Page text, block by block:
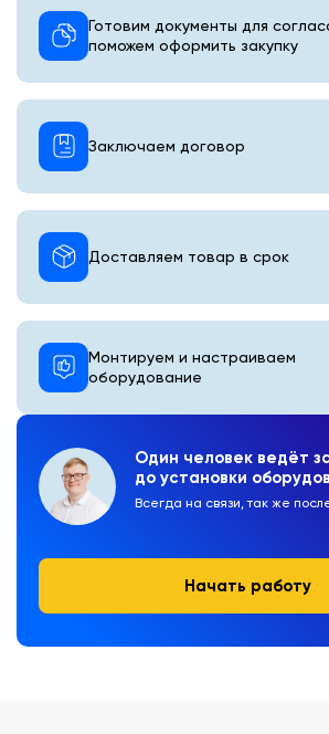
Один человек ведёт
до установки
Всегда на связи, так же
Начать работу
Готовим документы для
поможем оформить закупку
Монтируем и настраиваем
оборудование
Доставляем товар в срок
Заключаем договор